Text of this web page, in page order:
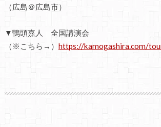
（広島＠広島市）
▼鴨頭嘉人 全国講演会
（※こちら→） https://kamogashira.com/